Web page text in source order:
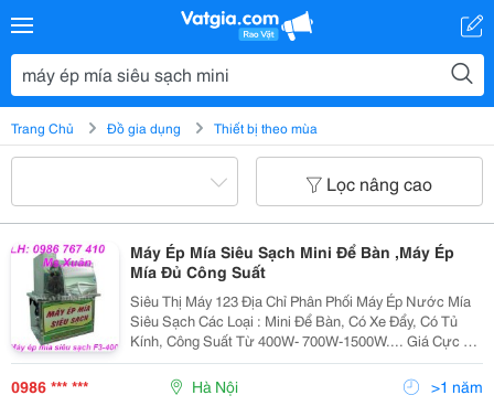
Trang Chủ Đồ gia dụng Thiết bị theo mùa
Lọc nâng cao
Máy Ép Mía Siêu Sạch Mini Để Bàn ,Máy Ép
Mía Đủ Công Suất
Siêu Thị Máy 123 Địa Chỉ Phân Phối Máy Ép Nước Mía
Siêu Sạch Các Loại : Mini Để Bàn, Có Xe Đẩy, Có Tủ
Kính, Công Suất Từ 400W- 700W-1500W.... Giá Cực Rẻ
, Đ/C Xem Hàng : Số 25, Ngõ 125/33 Trung Kính, Trung
Hòa, Cầu Giấy,Hn. Liên Hệ Bán Hàng: 09
0986 *** *** Hà Nội >1 năm